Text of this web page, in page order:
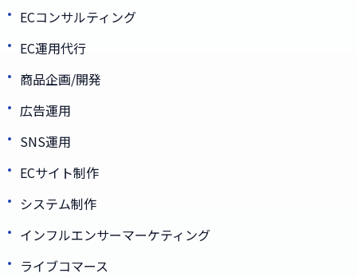
ECコンサルティング
EC運用代行
商品企画/開発
広告運用
SNS運用
ECサイト制作
システム制作
インフルエンサーマーケティング
ライブコマース